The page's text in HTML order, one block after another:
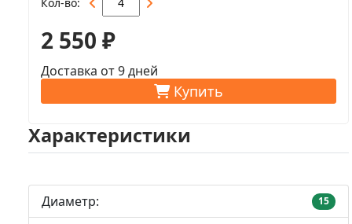
2 550 ₽
Доставка от 9 дней
Купить
Характеристики
Диаметр: 15